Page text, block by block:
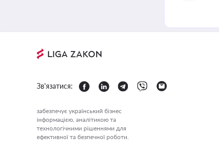
Зв'язатися:
забезпечує український бізнес
інформацією, аналітикою та
технологічними рішеннями для
ефективної та безпечної роботи.